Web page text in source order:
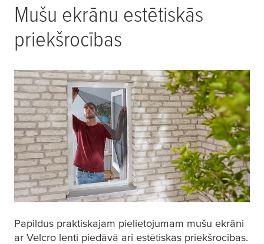
Mušu ekrānu estētiskās
priekšrocības
Papildus praktiskajam pielietojumam mušu ekrāni
ar Velcro lenti piedāvā arī estētiskas priekšrocības.